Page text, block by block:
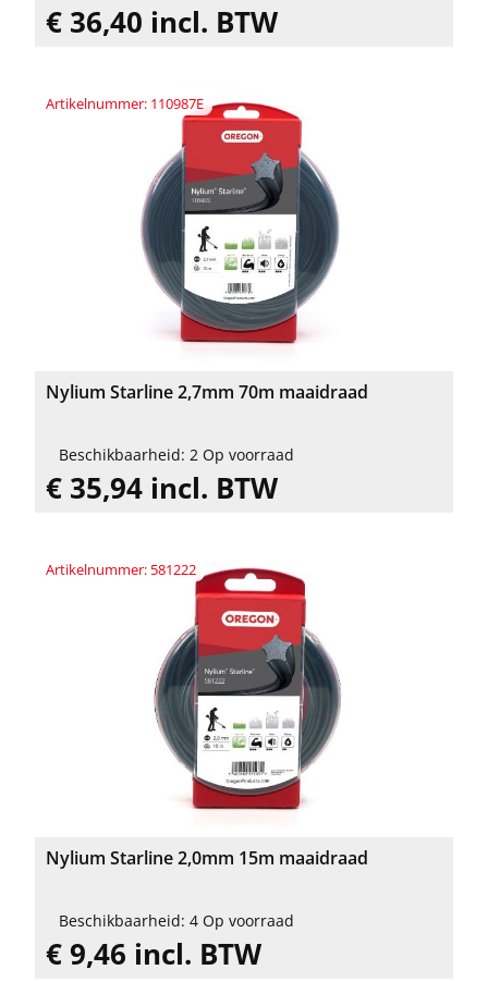
€ 36,40 incl. BTW
Artikelnummer: 110987E
Nylium Starline 2,7mm 70m maaidraad
Beschikbaarheid: 2 Op voorraad
€ 35,94 incl. BTW
Artikelnummer: 581222
Nylium Starline 2,0mm 15m maaidraad
Beschikbaarheid: 4 Op voorraad
€ 9,46 incl. BTW